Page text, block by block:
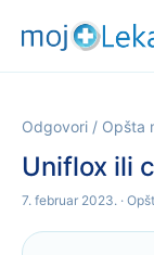
Odgovori / Opšta
Uniflox ili
7. februar 2023. ·